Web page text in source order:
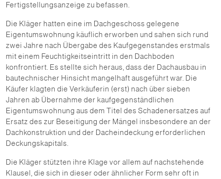
Fertigstellungsanzeige zu befassen.
Die Kläger hatten eine im Dachgeschoss gelegene
Eigentumswohnung käuflich erworben und sahen sich rund
zwei Jahre nach Übergabe des Kaufgegenstandes erstmals
mit einem Feuchtigkeitseintritt in den Dachboden
konfrontiert. Es stellte sich heraus, dass der Dachausbau in
bautechnischer Hinsicht mangelhaft ausgeführt war. Die
Käufer klagten die Verkäuferin (erst) nach über sieben
Jahren ab Übernahme der kaufgegenständlichen
Eigentumswohnung aus dem Titel des Schadenersatzes auf
Ersatz des zur Beseitigung der Mängel insbesondere an der
Dachkonstruktion und der Dacheindeckung erforderlichen
Deckungskapitals.
Die Kläger stützten ihre Klage vor allem auf nachstehende
Klausel, die sich in dieser oder ähnlicher Form sehr oft in